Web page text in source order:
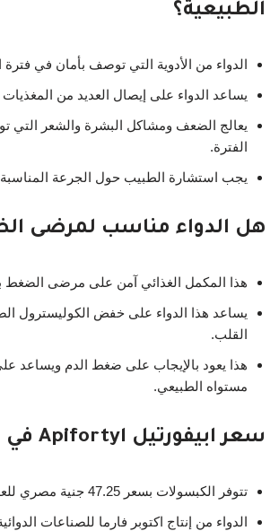
الطبيعية؟
الدواء من الأدوية التي توصف بأمان في فترة
يساعد الدواء على إيصال العديد من المغذيات
يعالج الضعف ومشاكل البشرة والشعر التي
الفترة.
يجب استشارة الطبيب حول الجرعة
هل الدواء مناسب لمرضى
هذا المكمل الغذائي آمن على مرضى الضغط
يساعد هذا الدواء على خفض الكوليسترول
القلب.
هذا يعود بالإيجاب على ضغط الدم ويساعد
مستواه الطبيعي.
سعر ابيفورتيل Apifortyl في الصيدلية
تتوفر الكبسولات بسعر 47.25 جنية مصري للعلبة الواحدة.
الدواء من إنتاج اكتوبر فارما للصناعات